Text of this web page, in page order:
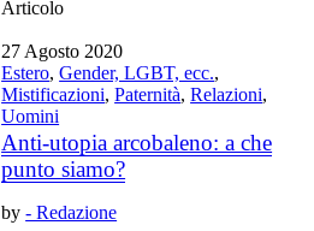
Articolo
27 Agosto 2020
Estero,Gender, LGBT, ecc.,
Mistificazioni,Paternità,Relazioni,
Uomini
Anti-utopia arcobaleno: a che
punto siamo?
by- Redazione